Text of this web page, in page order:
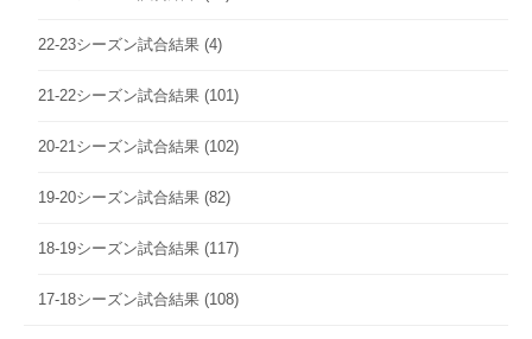
22-23シーズン試合結果 (4)
21-22シーズン試合結果 (101)
20-21シーズン試合結果 (102)
19-20シーズン試合結果 (82)
18-19シーズン試合結果 (117)
17-18シーズン試合結果 (108)